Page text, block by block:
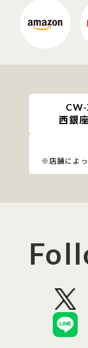
CW-
西銀
※店舗によっ